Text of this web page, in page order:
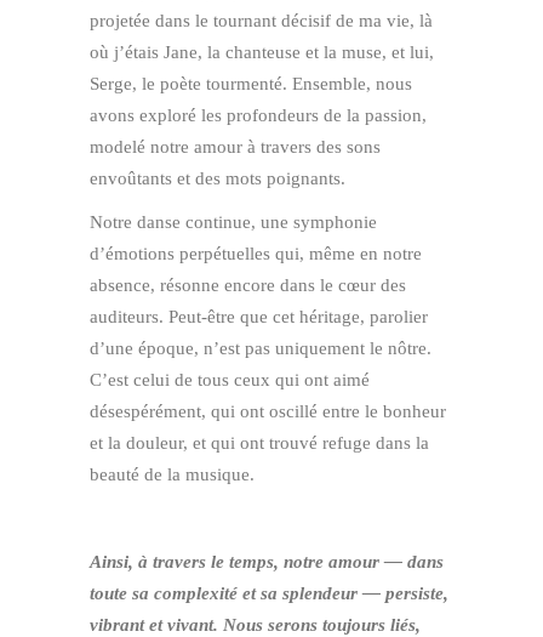
projetée dans le tournant décisif de ma vie, là
où j’étais Jane, la chanteuse et la muse, et lui,
Serge, le poète tourmenté. Ensemble, nous
avons exploré les profondeurs de la passion,
modelé notre amour à travers des sons
envoûtants et des mots poignants.
Notre danse continue, une symphonie
d’émotions perpétuelles qui, même en notre
absence, résonne encore dans le cœur des
auditeurs. Peut-être que cet héritage, parolier
d’une époque, n’est pas uniquement le nôtre.
C’est celui de tous ceux qui ont aimé
désespérément, qui ont oscillé entre le bonheur
et la douleur, et qui ont trouvé refuge dans la
beauté de la musique.
Ainsi, à travers le temps, notre amour — dans
toute sa complexité et sa splendeur — persiste,
vibrant et vivant. Nous serons toujours liés,